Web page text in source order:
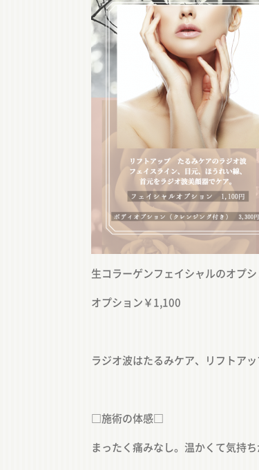
生コラーゲンフェイシャルのオプシ
オプション￥1,100
ラジオ波はたるみケア、リフトア
□施術の体感□
まったく痛みなし。温かくて気持ち